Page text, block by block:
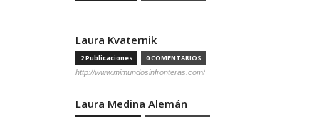
Laura Kvaternik
2 Publicaciones 0 COMENTARIOS
http://www.mimundosinfronteras.com/
Laura Medina Alemán